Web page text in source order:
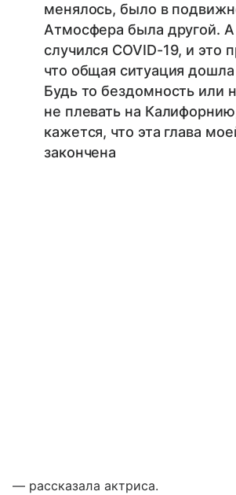
менялось, было в
Атмосфера была другой.
случился COVID-19, и это
что общая ситуация
Будь то бездомность или
не плевать на
кажется, что эта глава
закончена
— рассказала актриса.